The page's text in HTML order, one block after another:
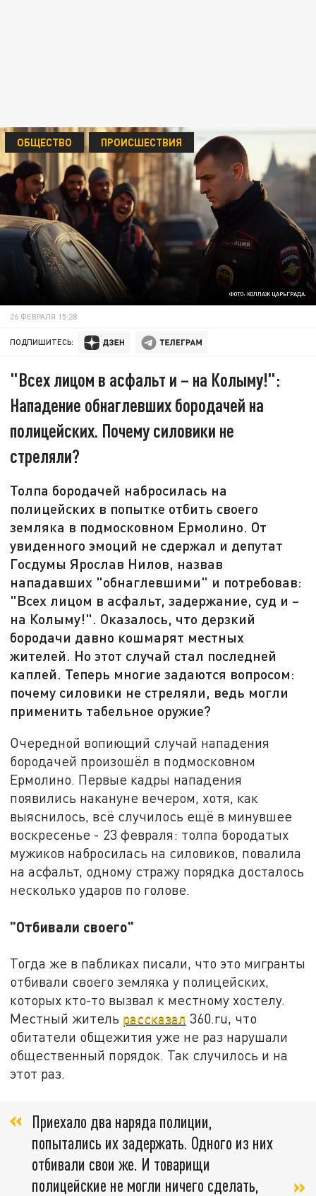
ФОТО: КОЛЛАЖ ЦАРЬГРАДА.
ОБЩЕСТВО ПРОИСШЕСТВИЯ
26 ФЕВРАЛЯ 15:28
ПОДПИШИТЕСЬ:
"Всех лицом в асфальт и – на Колыму!":
Нападение обнаглевших бородачей на
полицейских. Почему силовики не
стреляли?
Толпа бородачей набросилась на
полицейских в попытке отбить своего
земляка в подмосковном Ермолино. От
увиденного эмоций не сдержал и депутат
Госдумы Ярослав Нилов, назвав
нападавших "обнаглевшими" и потребовав:
"Всех лицом в асфальт, задержание, суд и –
на Колыму!". Оказалось, что дерзкий
бородачи давно кошмарят местных
жителей. Но этот случай стал последней
каплей. Теперь многие задаются вопросом:
почему силовики не стреляли, ведь могли
применить табельное оружие?
Очередной вопиющий случай нападения
бородачей произошёл в подмосковном
Ермолино. Первые кадры нападения
появились накануне вечером, хотя, как
выяснилось, всё случилось ещё в минувшее
воскресенье - 23 февраля: толпа бородатых
мужиков набросилась на силовиков, повалила
на асфальт, одному стражу порядка досталось
несколько ударов по голове.
"Отбивали своего"
Тогда же в пабликах писали, что это мигранты
отбивали своего земляка у полицейских,
которых кто-то вызвал к местному хостелу.
Местный житель рассказал 360.ru, что
обитатели общежития уже не раз нарушали
общественный порядок. Так случилось и на
этот раз.
Приехало два наряда полиции,
попытались их задержать. Одного из них
отбивали свои же. И товарищи
полицейские не могли ничего сделать,